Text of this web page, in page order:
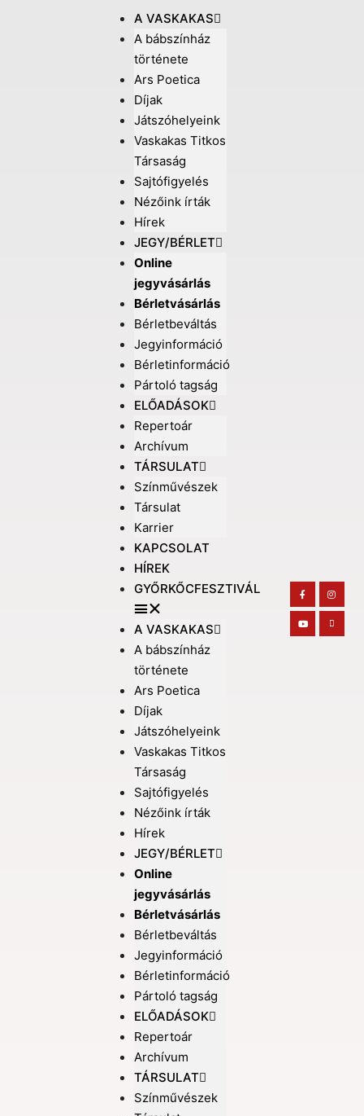
A VASKAKAS
A bábszínház
története
Ars Poetica
Díjak
Játszóhelyeink
Vaskakas Titkos
Társaság
Sajtófigyelés
Nézőink írták
Hírek
JEGY/BÉRLET
Online
jegyvásárlás
Bérletvásárlás
Bérletbeváltás
Jegyinformáció
Bérletinformáció
Pártoló tagság
ELŐADÁSOK
Repertoár
Archívum
TÁRSULAT
Színművészek
Társulat
Karrier
KAPCSOLAT
HÍREK
GYŐRKŐCFESZTIVÁL
A VASKAKAS
A bábszínház
története
Ars Poetica
Díjak
Játszóhelyeink
Vaskakas Titkos
Társaság
Sajtófigyelés
Nézőink írták
Hírek
JEGY/BÉRLET
Online
jegyvásárlás
Bérletvásárlás
Bérletbeváltás
Jegyinformáció
Bérletinformáció
Pártoló tagság
ELŐADÁSOK
Repertoár
Archívum
TÁRSULAT
Színművészek